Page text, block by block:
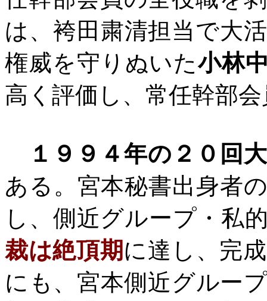
は、袴田粛清担当で大
権威を守りぬいた小林
高く評価し、常任幹部
１９９４年の２０回
ある。宮本秘書出身者
し、側近グループ・私
裁は絶頂期に達し、完
にも、宮本側近グルー